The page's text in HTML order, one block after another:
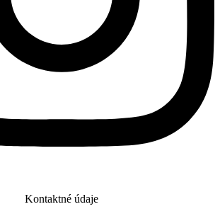
Kontaktné údaje